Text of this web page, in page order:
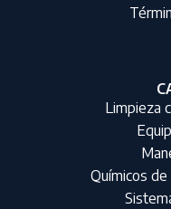
Limpieza
Químicos